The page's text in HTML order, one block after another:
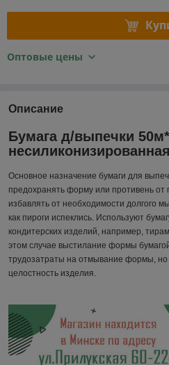
Оптовые цены
Описание
Бумага д/выпечки
несиликонизированная
Основное назначение бумаги для
предохранять форму или противень от
избавлять от необходимости долгого
как пироги испеклись. Используют
кондитерских изделий, например,
этом случае выстилание формы
трудозатраты на отмывание формы, но
целостность изделия.